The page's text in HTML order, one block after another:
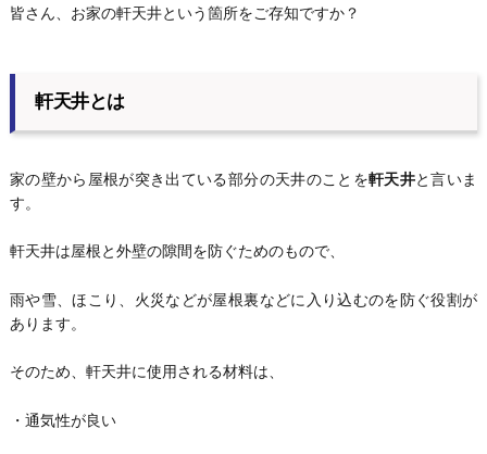
皆さん、お家の軒天井という箇所をご存知ですか？
軒天井とは
家の壁から屋根が突き出ている部分の天井のことを軒天井と言いま
す。
軒天井は屋根と外壁の隙間を防ぐためのもので、
雨や雪、ほこり、火災などが屋根裏などに入り込むのを防ぐ役割が
あります。
そのため、軒天井に使用される材料は、
・通気性が良い